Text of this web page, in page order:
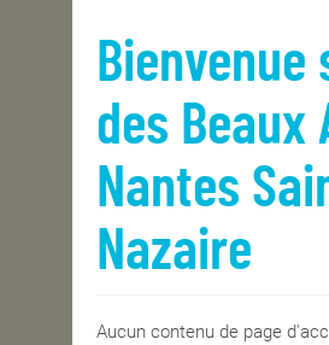
L'ÉCOLE
ENSEIGNEMENT
INTERNATIONAL
Bienvenue
des Beaux
Nantes
Nazaire
Aucun contenu de page